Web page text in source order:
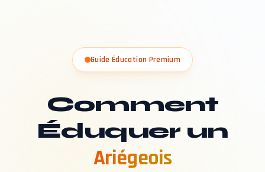
Guide Éducation Premium
Comment
Éduquer un
Ariégeois